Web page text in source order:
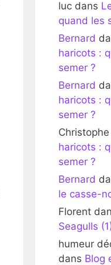
luc dans
quand les
Bernard
haricots :
semer ?
Bernard
haricots :
semer ?
Christophe
haricots :
semer ?
Bernard
le casse-
Florent
Seagulls
humeur
dans Blog